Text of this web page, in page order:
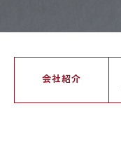
会社紹介